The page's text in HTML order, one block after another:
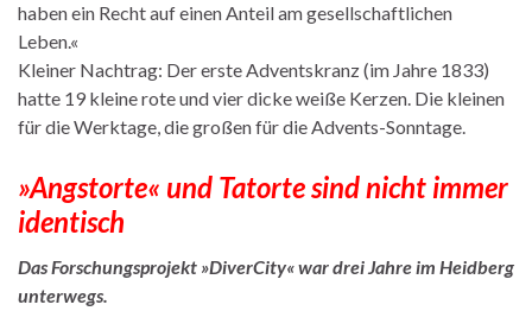
haben ein Recht auf einen Anteil am gesellschaftlichen
Leben.«
Kleiner Nachtrag: Der erste Adventskranz (im Jahre 1833)
hatte 19 kleine rote und vier dicke weiße Kerzen. Die kleinen
für die Werktage, die großen für die Advents-Sonntage.
»Angstorte« und Tatorte sind nicht immer
identisch
Das Forschungsprojekt »DiverCity« war drei Jahre im Heidberg
unterwegs.